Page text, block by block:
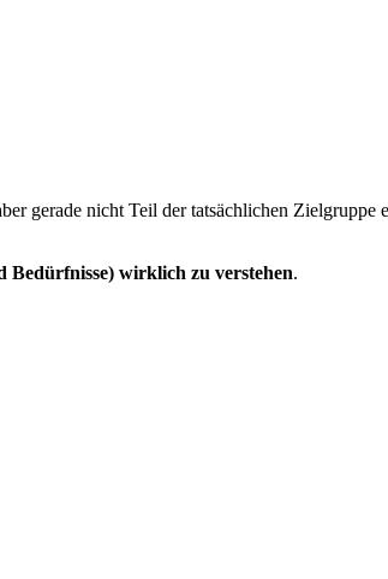
gerade nicht Teil der tatsächlichen Zielgruppe
Bedürfnisse) wirklich zu verstehen.